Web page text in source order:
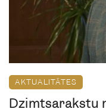
AKTUALITĀTES
Dzimtsarakstu